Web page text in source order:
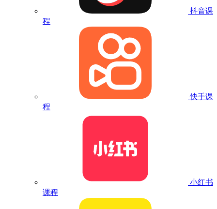
抖音课
程
快手课
程
小红书
课程